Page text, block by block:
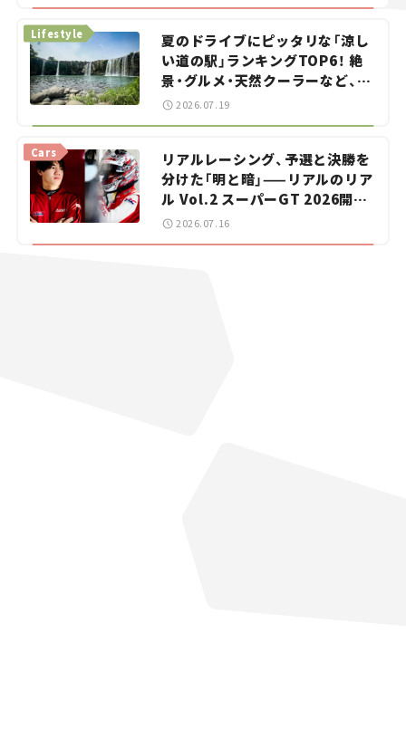
夏のドライブにピッタリな「涼し
い道の駅」ランキングTOP6！ 絶
景・グルメ・天然クーラーなど、避
暑におすすめのスポットを紹介
Lifestyle
2026.07.19
リアルレーシング、予選と決勝を
分けた「明と暗」——リアルのリア
ル Vol.2 スーパーGT 2026開幕
戦 岡山国際サーキット
Cars
2026.07.16